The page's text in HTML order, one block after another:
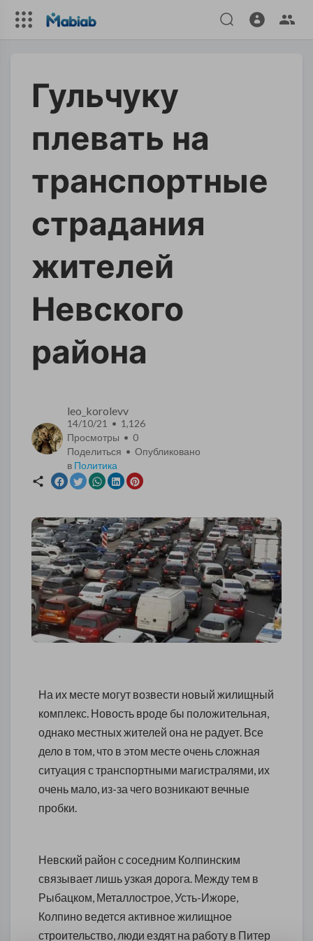
Гульчуку
плевать на
транспортные
страдания
жителей
Невского
района
leo_korolevv
14/10/21 • 1,126
Просмотры • 0
Поделиться • Опубликовано
в Политика
На их месте могут возвести новый жилищный
комплекс. Новость вроде бы положительная,
однако местных жителей она не радует. Все
дело в том, что в этом месте очень сложная
ситуация с транспортными магистралями, их
очень мало, из-за чего возникают вечные
пробки.
Невский район с соседним Колпинским
связывает лишь узкая дорога. Между тем в
Рыбацком, Металлострое, Усть-Ижоре,
Колпино ведется активное жилищное
строительство, люди ездят на работу в Питер